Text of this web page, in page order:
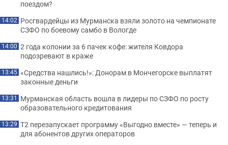
поездом?
14:02 Росгвардейцы из Мурманска взяли золото на чемпионате
СЗФО по боевому самбо в Вологде
14:00 2 года колонии за 6 пачек кофе: жителя Ковдора
подозревают в краже
13:45 «Средства нашлись!»: Донорам в Мончегорске выплатят
законные деньги
13:31 Мурманская область вошла в лидеры по СЗФО по росту
образовательного кредитования
13:29 Т2 перезапускает программу «Выгодно вместе» — теперь и
для абонентов других операторов